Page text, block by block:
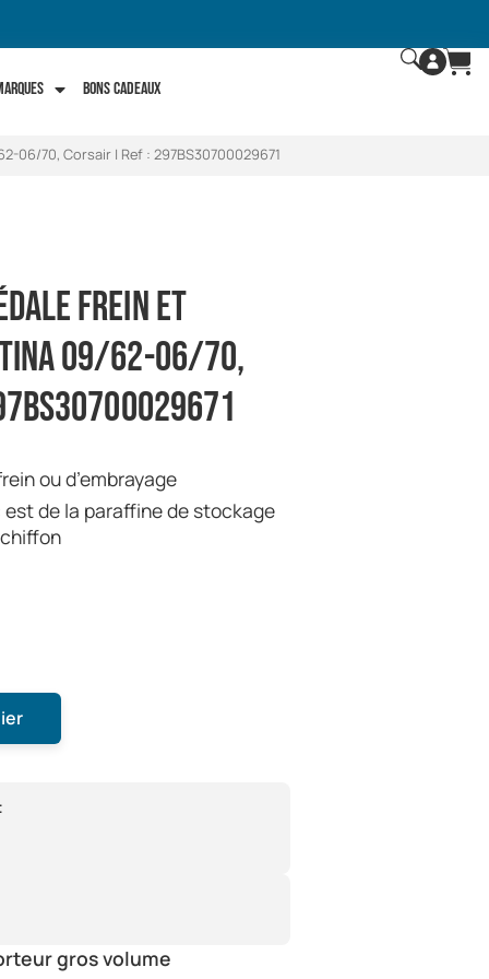
Bons Cadeaux
70, Corsair | Ref : 297BS30700029671
frein et
09/62-06/70,
ou d’embrayage
de la paraffine de stockage
gros volume